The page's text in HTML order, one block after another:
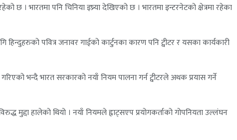
। भारतमा पनि चिनिया इष्र्या देखिएको छ । भारतमा इन्टरनेटको क्षेत्रमा रहेका
पवित्र जनावर गाईको कार्टुनका कारण पनि ट्वीटर र यसका कार्यकारी
भन्दै भारत सरकारको नयाँ नियम पालना गर्न ट्वीटरले अथक प्रयास गर्ने
मुद्दा हालेको थियो । नयाँ नियमले ह्वाट्सएप प्रयोगकर्ताको गोपनियता उल्लंघन